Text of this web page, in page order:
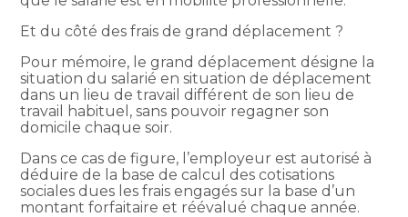
Et du côté des frais de grand déplacement ?
Pour mémoire, le grand déplacement désigne la
situation du salarié en situation de déplacement
dans un lieu de travail différent de son lieu de
travail habituel, sans pouvoir regagner son
domicile chaque soir.
Dans ce cas de figure, l’employeur est autorisé à
déduire de la base de calcul des cotisations
sociales dues les frais engagés sur la base d’un
montant forfaitaire et réévalué chaque année.